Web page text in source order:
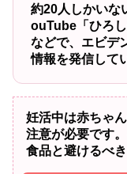
約20人しかいな
ouTube「ひろ
などで、エビデ
情報を発信して
妊活中は赤ちゃ
注意が必要です
食品と避けるべ